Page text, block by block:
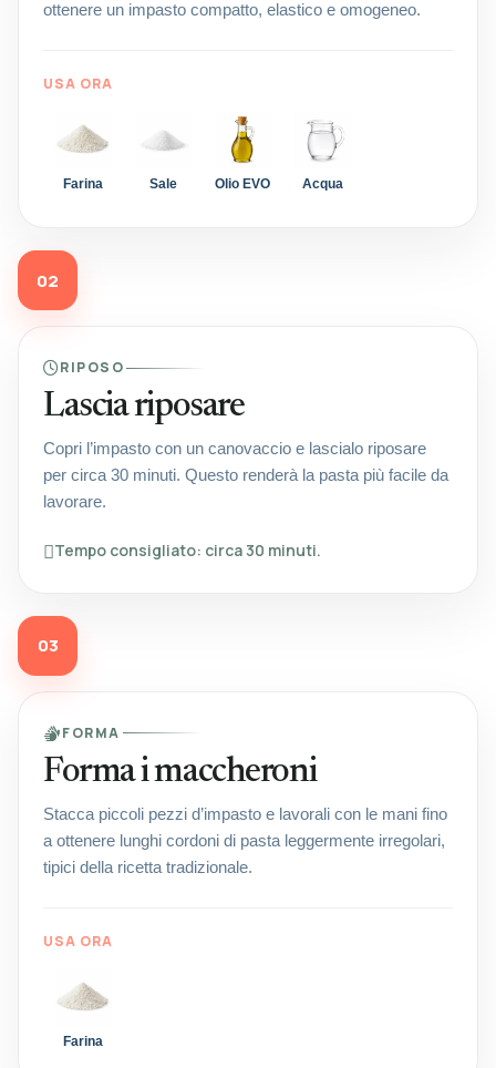
ottenere un impasto compatto, elastico e omogeneo.
USA ORA
Farina Sale Olio EVO Acqua
02
RIPOSO
Lascia riposare
Copri l’impasto con un canovaccio e lascialo riposare
per circa 30 minuti. Questo renderà la pasta più facile da
lavorare.
Tempo consigliato: circa 30 minuti.
03
FORMA
Forma i maccheroni
Stacca piccoli pezzi d’impasto e lavorali con le mani fino
a ottenere lunghi cordoni di pasta leggermente irregolari,
tipici della ricetta tradizionale.
USA ORA
Farina